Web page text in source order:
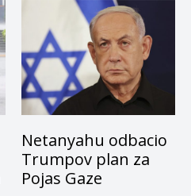
Netanyahu odbacio
Trumpov plan za
Pojas Gaze